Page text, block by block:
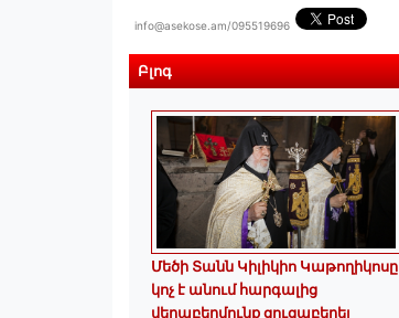
info@asekose.am/095519696
Բլոգ
Մեծի Տանն Կիլիկիո Կաթողիկոսը
կոչ է անում հարգալից
վերաբերմունք ցուցաբերել